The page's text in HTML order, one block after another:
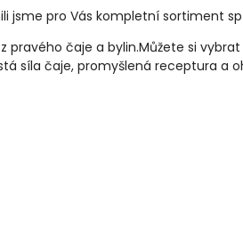
jsme pro Vás kompletní sortiment
pravého čaje a bylin.Můžete si
síla čaje, promyšlená receptura a